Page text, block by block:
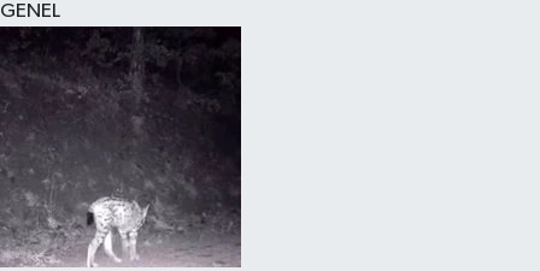
GENEL
SAĞLIK
SİYASET
SPOR
TEKNOLOJİ